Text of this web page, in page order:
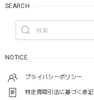
SEARCH
NOTICE
プライバシーポリシー
特定商取引法に基づく表記